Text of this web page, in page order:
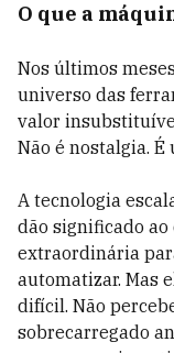
O que a
Nos últimos
universo das
valor
Não é nostalgia.
A tecnologia
dão significado ao
extraordinária
automatizar. Mas
difícil. Não
sobrecarregado